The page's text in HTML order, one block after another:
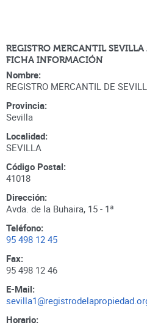
REGISTRO MERCANTIL
FICHA INFORMACIÓN
Nombre:
REGISTRO MERCANTIL DE
Provincia:
Sevilla
Localidad:
SEVILLA
Código Postal:
41018
Dirección:
Avda. de la Buhaira, 15 - 1ª
Teléfono:
95 498 12 45
Fax:
95 498 12 46
E-Mail:
Horario: